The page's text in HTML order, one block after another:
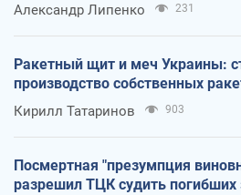
Александр Липенко 231
Ракетный щит и меч Украины:
производство собственных
Кирилл Татаринов 903
Посмертная "презумпция
разрешил ТЦК судить